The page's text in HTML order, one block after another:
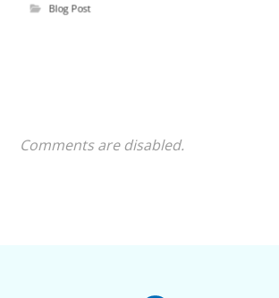
Blog Post
Comments are disabled.